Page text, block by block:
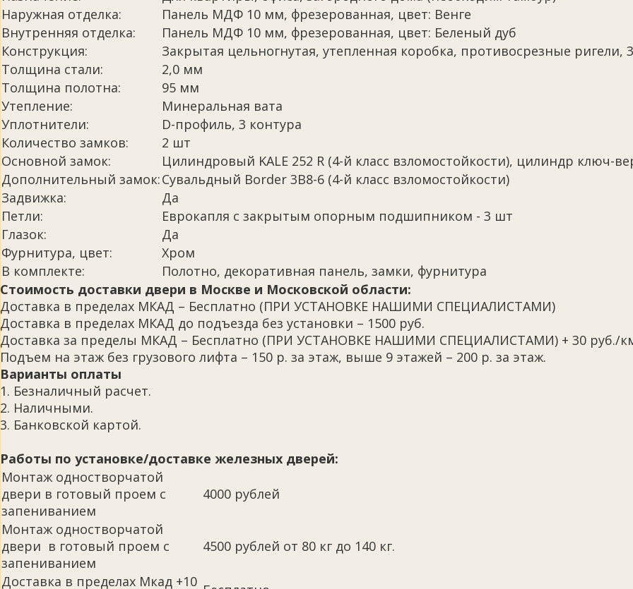
Наружная отделка:
Панель МДФ 10 мм, фрезерованная, цвет: Венге
Внутренняя отделка:
Панель МДФ 10 мм, фрезерованная, цвет: Беленый дуб
Конструкция:
Закрытая цельногнутая, утепленная коробка, противосрезные ригели,
Толщина стали:
2,0 мм
Толщина полотна:
95 мм
Утепление:
Минеральная вата
Уплотнители:
D-профиль, 3 контура
Количество замков:
2 шт
Основной замок:
Цилиндровый KALE 252 R (4-й класс взломостойкости), цилиндр ключ-
Дополнительный замок:Сувальдный Border 3B8-6 (4-й класс взломостойкости)
Задвижка:
Да
Петли:
Еврокапля с закрытым опорным подшипником - 3 шт
Глазок:
Да
Фурнитура, цвет:
Хром
В комплекте:
Полотно, декоративная панель, замки, фурнитура
Стоимость доставки двери в Москве и Московской области:
Доставка в пределах МКАД – Бесплатно (ПРИ УСТАНОВКЕ НАШИМИ СПЕЦИАЛИСТАМИ)
Доставка в пределах МКАД до подъезда без установки – 1500 руб.
Доставка за пределы МКАД – Бесплатно (ПРИ УСТАНОВКЕ НАШИМИ СПЕЦИАЛИСТАМИ) + 30 руб./
Подъем на этаж без грузового лифта – 150 р. за этаж, выше 9 этажей – 200 р. за этаж.
Варианты оплаты
1. Безналичный расчет.
2. Наличными.
3. Банковской картой.
Работы по установке/доставке железных дверей:
Монтаж одностворчатой
двери в готовый проем с
запениванием
4000 рублей
Монтаж одностворчатой
двери в готовый проем с
запениванием
4500 рублей от 80 кг до 140 кг.
Доставка в пределах Мкад +10